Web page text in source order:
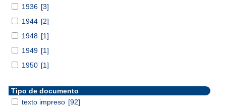
1936 [3]
1944 [2]
1948 [1]
1949 [1]
1950 [1]
Tipo de documento
texto impreso [92]